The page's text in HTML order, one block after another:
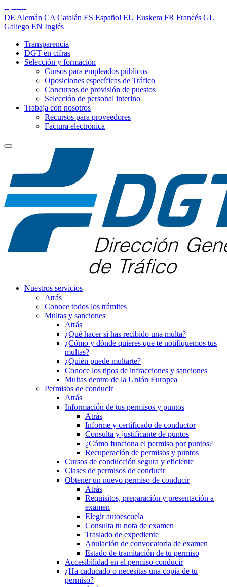
-- ------
DE Alemán CA Catalán ES Español EU Euskera FR Francés GL
Gallego EN Inglés
Transparencia
DGT en cifras
Selección y formación
Cursos para empleados públicos
Oposiciones específicas de Tráfico
Concursos de provisión de puestos
Selección de personal interino
Trabaja con nosotros
Recursos para proveedores
Factura electrónica
Nuestros servicios
Atrás
Conoce todos los trámites
Multas y sanciones
Atrás
¿Qué hacer si has recibido una multa?
¿Cómo y dónde quieres que te notifiquemos tus
multas?
¿Quién puede multarte?
Conoce los tipos de infracciones y sanciones
Multas dentro de la Unión Europea
Permisos de conducir
Atrás
Información de tus permisos y puntos
Atrás
Informe y certificado de conductor
Consulta y justificante de puntos
¿Cómo funciona el permiso por puntos?
Recuperación de permisos y puntos
Cursos de conducción segura y eficiente
Clases de permisos de conducir
Obtener un nuevo permiso de conducir
Atrás
Requisitos, preparación y presentación a
examen
Elegir autoescuela
Consulta tu nota de examen
Traslado de expediente
Anulación de convocatoria de examen
Estado de tramitación de tu permiso
Accesibilidad en el permiso conducir
¿Ha caducado o necesitas una copia de tu
permiso?